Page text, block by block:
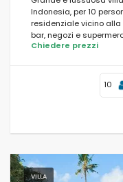
Indonesia, per 10
residenziale vicino
bar, negozi e
di Batu Belig.
Chiedere prezzi
10
VILLA